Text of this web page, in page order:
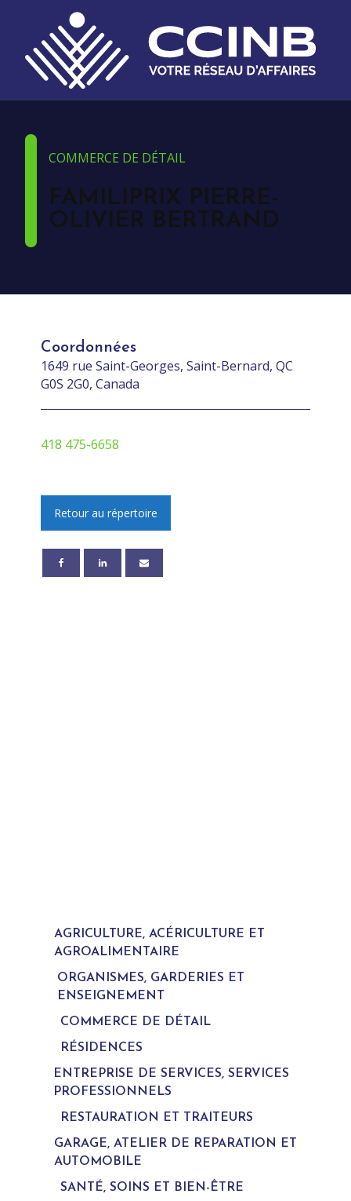
COMMERCE DE DÉTAIL
FAMILIPRIX PIERRE-
OLIVIER BERTRAND
Coordonnées
1649 rue Saint-Georges, Saint-Bernard, QC
G0S 2G0, Canada
418 475-6658
Retour au répertoire
AGRICULTURE, ACÉRICULTURE ET
AGROALIMENTAIRE
ORGANISMES, GARDERIES ET
ENSEIGNEMENT
COMMERCE DE DÉTAIL
RÉSIDENCES
ENTREPRISE DE SERVICES, SERVICES
PROFESSIONNELS
RESTAURATION ET TRAITEURS
GARAGE, ATELIER DE REPARATION ET
AUTOMOBILE
SANTÉ, SOINS ET BIEN-ÊTRE